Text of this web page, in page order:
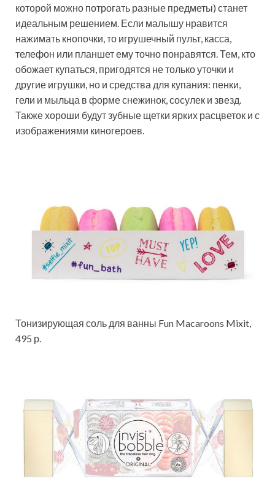
которой можно потрогать разные предметы) станет
идеальным решением. Если малышу нравится
нажимать кнопочки, то игрушечный пульт, касса,
телефон или планшет ему точно понравятся. Тем, кто
обожает купаться, пригодятся не только уточки и
другие игрушки, но и средства для купания: пенки,
гели и мыльца в форме снежинок, сосулек и звезд.
Также хороши будут зубные щетки ярких расцветок и с
изображениями киногероев.
Тонизирующая соль для ванны Fun Macaroons Mixit,
495 р.